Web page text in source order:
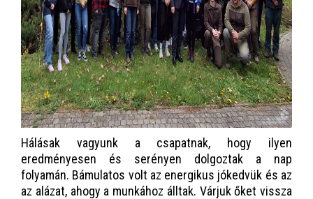
Hálásak vagyunk a csapatnak, hogy ilyen
eredményesen és serényen dolgoztak a nap
folyamán. Bámulatos volt az energikus jókedvük és az
az alázat, ahogy a munkához álltak. Várjuk őket vissza